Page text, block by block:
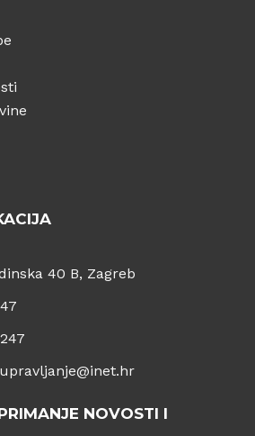
40 B, Zagreb
NOVOSTI I